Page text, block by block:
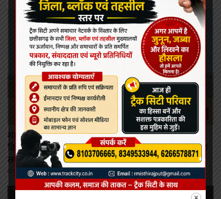
शासन की जनकल्याणकारी योजनाओं का करें समयबद्ध
क्रियान्वयन , प्रत्येक पात्र व्यक्ति को मिले शासन की योजनाओं का
लाभ : मुख्यमंत्री विष्णुदेव साय।
August 6, 2026